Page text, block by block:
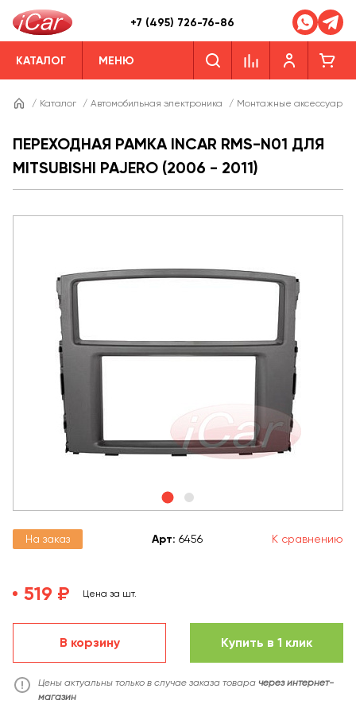
+7 (495) 726-76-86
КАТАЛОГ МЕНЮ
/ Каталог / Автомобильная электроника / Монтажные аксессуары
ПЕРЕХОДНАЯ РАМКА INCAR RMS-N01 ДЛЯ
MITSUBISHI PAJERO (2006 - 2011)
На заказ Арт: 6456 К сравнению
519 ₽ Цена за шт.
В корзину Купить в 1 клик
Цены актуальны только в случае заказа товара через интернет-
магазин